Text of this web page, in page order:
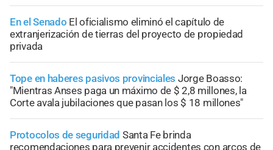
En el Senado El oficialismo eliminó el capítulo de
extranjerización de tierras del proyecto de propiedad
privada
Tope en haberes pasivos provinciales Jorge Boasso:
"Mientras Anses paga un máximo de $ 2,8 millones, la
Corte avala jubilaciones que pasan los $ 18 millones"
Protocolos de seguridad Santa Fe brinda
recomendaciones para prevenir accidentes con arcos de